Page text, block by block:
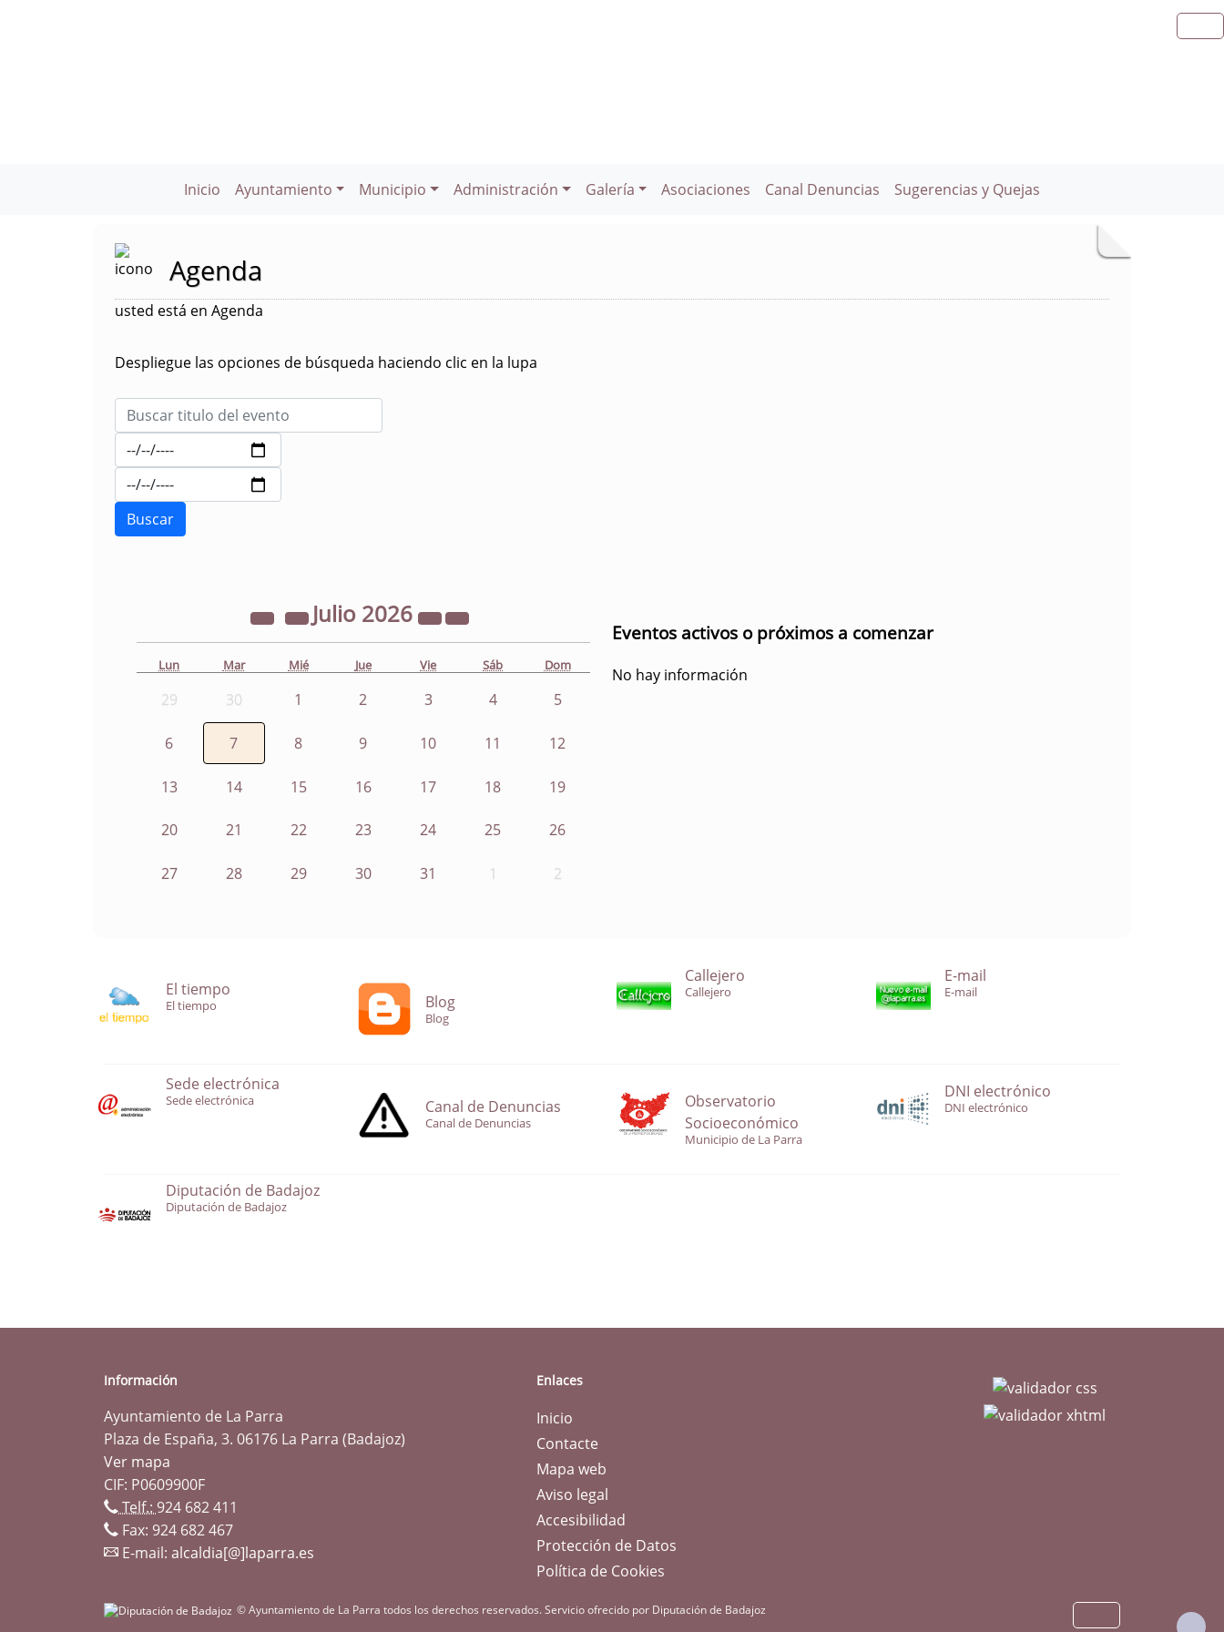
Inicio Ayuntamiento Municipio Administración Galería Asociaciones Canal Denuncias Sugerencias y Quejas
Agenda
usted está en Agenda
Despliegue las opciones de búsqueda haciendo clic en la lupa
Julio 2026
Lun Mar Mié Jue Vie Sáb Dom
29 30 1 2 3 4 5
6 7 8 9 10 11 12
13 14 15 16 17 18 19
20 21 22 23 24 25 26
27 28 29 30 31 1 2
Eventos activos o próximos a comenzar
No hay información
El tiempo
El tiempo Blog
Blog
Callejero
Callejero
E-mail
E-mail
Sede electrónica
Sede electrónica Canal de Denuncias
Canal de Denuncias
Observatorio
Socioeconómico
Municipio de La Parra
DNI electrónico
DNI electrónico
Diputación de Badajoz
Diputación de Badajoz
Información
Ayuntamiento de La Parra
Plaza de España, 3. 06176 La Parra (Badajoz)
Ver mapa
CIF: P0609900F
Telf.:924 682 411
Fax: 924 682 467
E-mail: alcaldia[@]laparra.es
Enlaces
Inicio
Contacte
Mapa web
Aviso legal
Accesibilidad
Protección de Datos
Política de Cookies
© Ayuntamiento de La Parra todos los derechos reservados.Servicio ofrecido por Diputación de Badajoz